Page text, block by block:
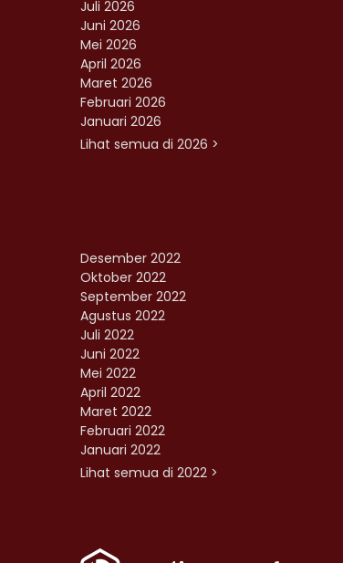
Juli 2026
Juni 2026
Mei 2026
April 2026
Maret 2026
Februari 2026
Januari 2026
Lihat semua di 2026 >
Desember 2022
Oktober 2022
September 2022
Agustus 2022
Juli 2022
Juni 2022
Mei 2022
April 2022
Maret 2022
Februari 2022
Januari 2022
Lihat semua di 2022 >